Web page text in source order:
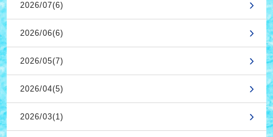
2026/07(6)
2026/06(6)
2026/05(7)
2026/04(5)
2026/03(1)